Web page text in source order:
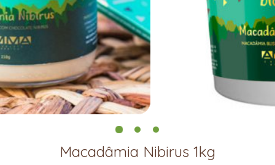
Macadâmia Nibirus 1kg